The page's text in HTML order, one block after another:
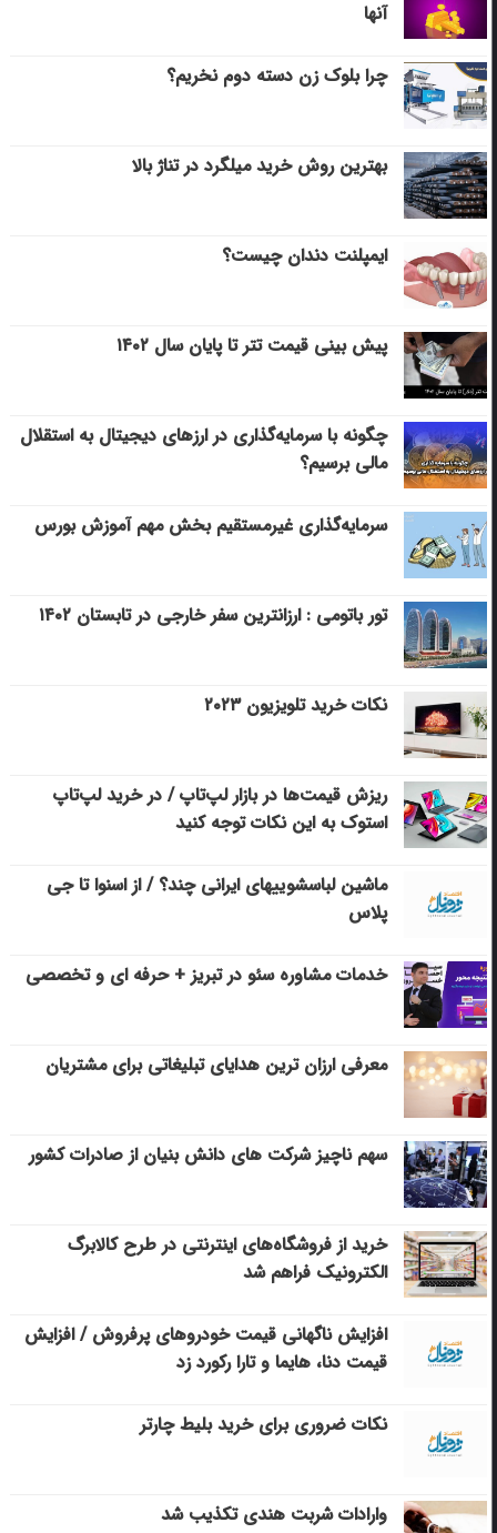
آنها
چرا بلوک زن دسته دوم نخریم؟
بهترین روش خرید میلگرد در تناژ بالا
ایمپلنت دندان چیست؟
پیش بینی قیمت تتر تا پایان سال ۱۴۰۲
چگونه با سرمایه‌گذاری در ارزهای دیجیتال به استقلال
مالی برسیم؟
سرمایه‌گذاری غیرمستقیم بخش مهم آموزش بورس
تور باتومی : ارزانترین سفر خارجی در تابستان ۱۴۰۲
نکات خرید تلویزیون ۲۰۲۳
ریزش قیمت‌ها در بازار لپ‌تاپ / در خرید لپ‌تاپ
استوک به این نکات توجه کنید
ماشین لباسشویی‎های ایرانی چند؟ / از اسنوا تا جی
پلاس
خدمات مشاوره سئو در تبریز + حرفه ای و تخصصی
معرفی ارزان ترین هدایای تبلیغاتی برای مشتریان
سهم ناچیز شرکت های دانش بنیان از صادرات کشور
خرید از فروشگاه‌های اینترنتی در طرح کالابرگ
الکترونیک فراهم شد
افزایش ناگهانی قیمت خودروهای پرفروش / افزایش
قیمت دنا، هایما و تارا رکورد زد
نکات ضروری برای خرید بلیط چارتر
وارادات شربت هندی تکذیب شد